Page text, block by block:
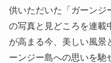
供いただいた「ガーンジ
の写真と見どころを連載
が高まる今、美しい風景
ーンジー島への思いを馳